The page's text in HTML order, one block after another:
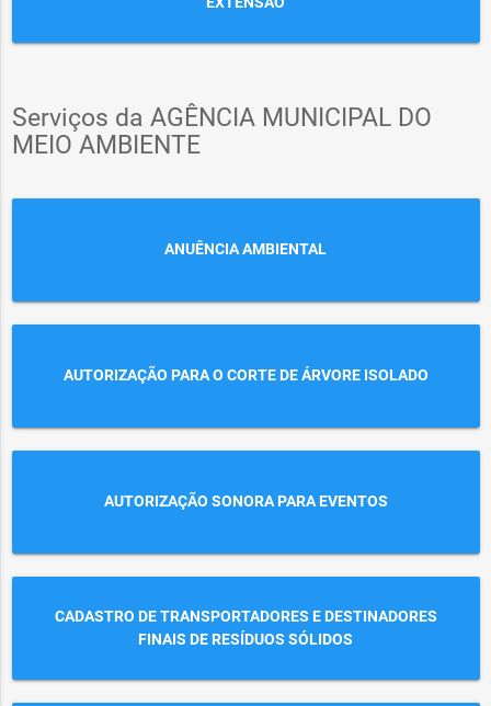
Serviços da AGÊNCIA MUNICIPAL DO
MEIO AMBIENTE
ANUÊNCIA AMBIENTAL
AUTORIZAÇÃO PARA O CORTE DE ÁRVORE ISOLADO
AUTORIZAÇÃO SONORA PARA EVENTOS
CADASTRO DE TRANSPORTADORES E DESTINADORES
FINAIS DE RESÍDUOS SÓLIDOS